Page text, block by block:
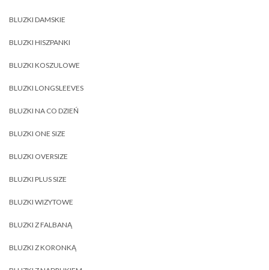
BLUZKI DAMSKIE
BLUZKI HISZPANKI
BLUZKI KOSZULOWE
BLUZKI LONGSLEEVES
BLUZKI NA CO DZIEŃ
BLUZKI ONE SIZE
BLUZKI OVERSIZE
BLUZKI PLUS SIZE
BLUZKI WIZYTOWE
BLUZKI Z FALBANĄ
BLUZKI Z KORONKĄ